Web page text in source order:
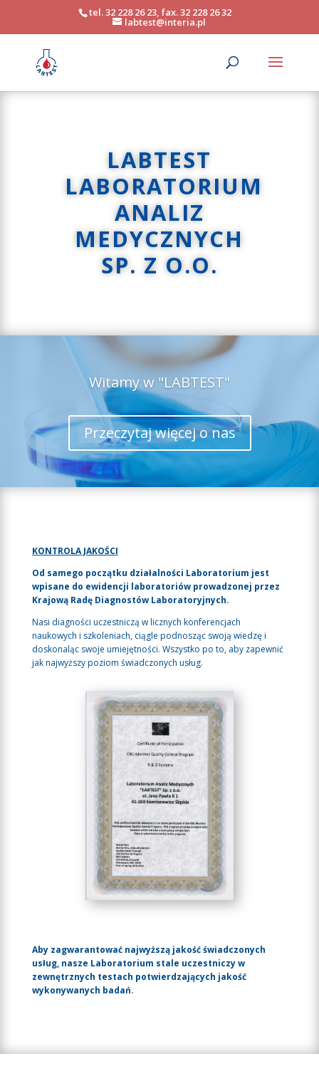
tel. 32 228 26 23, fax. 32 228 26 32
labtest@interia.pl
LABTEST
LABORATORIUM
ANALIZ
MEDYCZNYCH
SP. Z O.O.
Witamy w "LABTEST"
Przeczytaj więcej o nas
KONTROLA JAKOŚCI
Od samego początku działalności Laboratorium jest
wpisane do ewidencji laboratoriów prowadzonej przez
Krajową Radę Diagnostów Laboratoryjnych.
Nasi diagności uczestniczą w licznych konferencjach
naukowych i szkoleniach, ciągle podnosząc swoją wiedzę i
doskonaląc swoje umiejętności. Wszystko po to, aby zapewnić
jak najwyższy poziom świadczonych usług.
Aby zagwarantować najwyższą jakość świadczonych
usług, nasze Laboratorium stale uczestniczy w
zewnętrznych testach potwierdzających jakość
wykonywanych badań.